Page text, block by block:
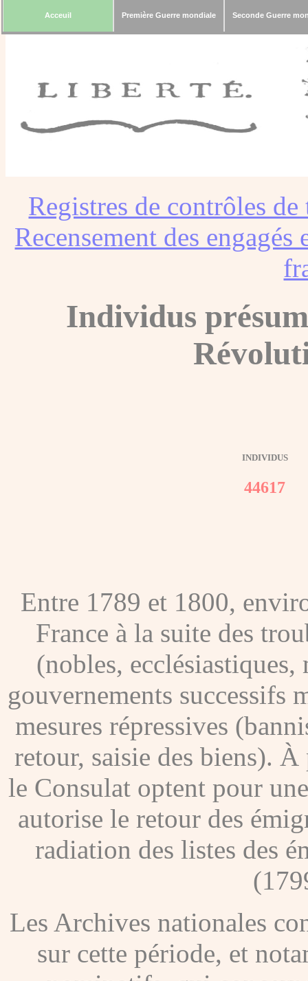
Acceuil Première Guerre mondiale Seconde Guerre
Registres de contrôles
Recensement des
Individus
INDIVIDUS
44617
Entre 1789 et 1800,
France à la suite des
(nobles,
gouvernements successifs
mesures répressives
retour, saisie des biens).
le Consulat optent pour
autorise le retour des
radiation des listes des
Les Archives nationales
sur cette période, et